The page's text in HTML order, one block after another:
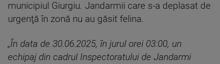
municipiul Giurgiu. Jandarmii care s-a deplasat de
urgenţă în zonă nu au găsit felina.
„În data de 30.06.2025, în jurul orei 03:00, un
echipaj din cadrul Inspectoratului de Jandarmi